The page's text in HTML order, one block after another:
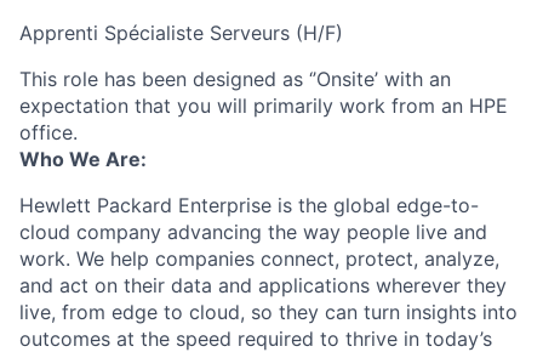
Apprenti Spécialiste Serveurs (H/F)
This role has been designed as ‘’Onsite’ with an
expectation that you will primarily work from an HPE
office.
Who We Are:
Hewlett Packard Enterprise is the global edge-to-
cloud company advancing the way people live and
work. We help companies connect, protect, analyze,
and act on their data and applications wherever they
live, from edge to cloud, so they can turn insights into
outcomes at the speed required to thrive in today’s